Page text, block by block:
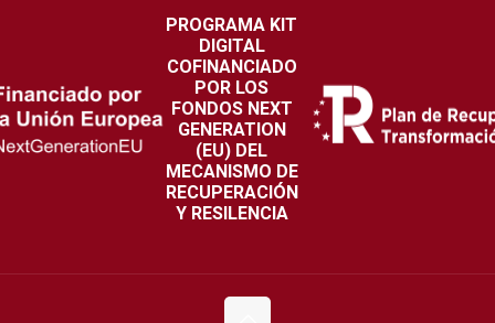
PROGRAMA KIT
DIGITAL
COFINANCIADO
POR LOS
FONDOS NEXT
GENERATION
(EU) DEL
MECANISMO DE
RECUPERACIÓN
Y RESILENCIA